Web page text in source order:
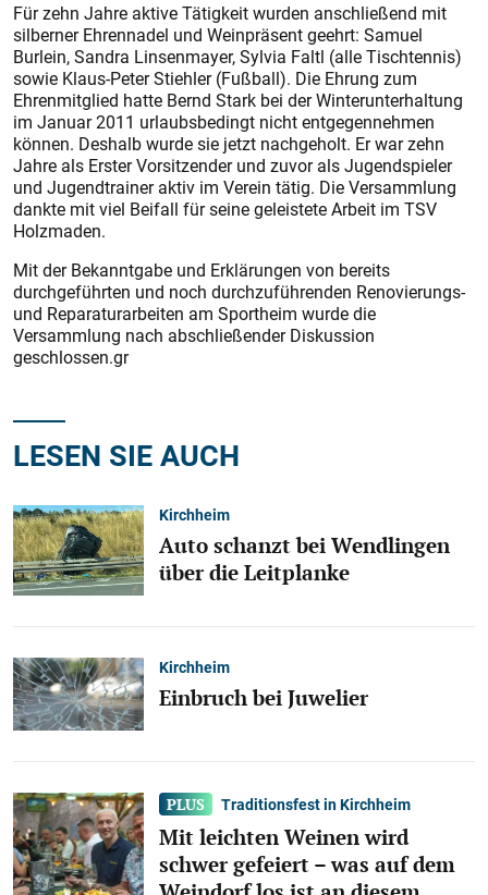
Für zehn Jahre aktive Tätigkeit wurden anschließend mit
silberner Ehrennadel und Weinpräsent geehrt: Samuel
Burlein, Sandra Linsenmayer, Sylvia Faltl (alle Tischtennis)
sowie Klaus-Peter Stiehler (Fußball). Die Ehrung zum
Ehrenmitglied hatte Bernd Stark bei der Winterunterhaltung
im Januar 2011 urlaubsbedingt nicht entgegennehmen
können. Deshalb wurde sie jetzt nachgeholt. Er war zehn
Jahre als Erster Vorsitzender und zuvor als Jugendspieler
und Jugendtrainer aktiv im Verein tätig. Die Versammlung
dankte mit viel Beifall für seine geleistete Arbeit im TSV
Holzmaden.
Mit der Bekanntgabe und Erklärungen von bereits
durchgeführten und noch durchzuführenden Renovierungs-
und Reparaturarbeiten am Sportheim wurde die
Versammlung nach abschließender Diskussion
geschlossen.gr
LESEN SIE AUCH
Kirchheim
Auto schanzt bei Wendlingen
über die Leitplanke
Kirchheim
Einbruch bei Juwelier
Traditionsfest in Kirchheim
Mit leichten Weinen wird
schwer gefeiert – was auf dem